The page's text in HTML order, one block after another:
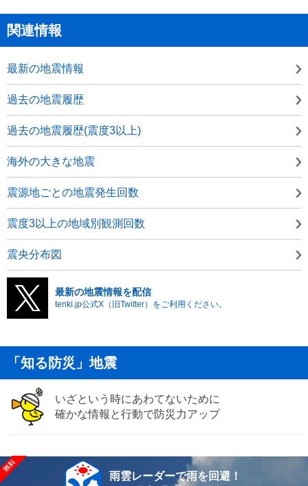
関連情報
最新の地震情報
過去の地震履歴
過去の地震履歴(震度3以上)
海外の大きな地震
震源地ごとの地震発生回数
震度3以上の地域別観測回数
震央分布図
最新の地震情報を配信
tenki.jp公式X（旧Twitter）をご利用ください。
「知る防災」地震
いざという時にあわてないために
確かな情報と行動で防災力アップ
雨雲レーダーで雨を回避！